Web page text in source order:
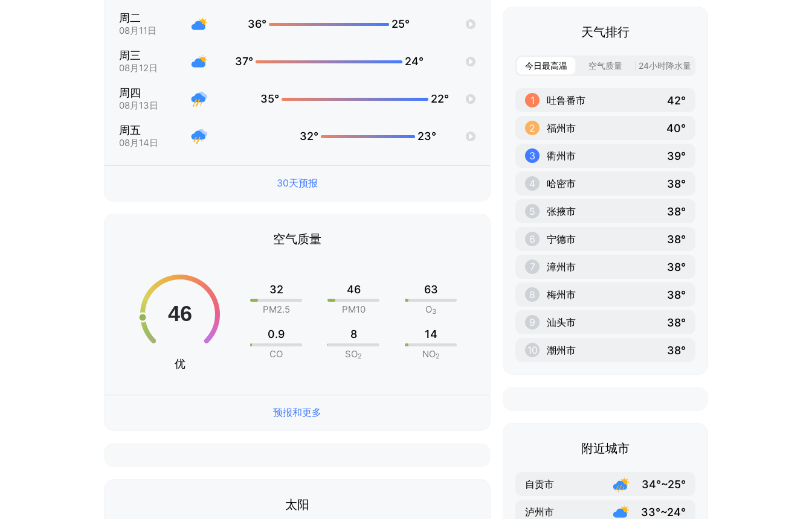
周二
08月11日
36° 25°
周三
08月12日
37° 24°
周四
08月13日
35° 22°
周五
08月14日
32° 23°
30天预报
空气质量
优
32
PM2.5
46
PM10
63
O3
0.9
CO
8
SO2
14
NO2
预报和更多
太阳
天气排行
今日最高温 空气质量 24小时降水量
1 吐鲁番市 42°
2 福州市 40°
3 衢州市 39°
4 哈密市 38°
5 张掖市 38°
6 宁德市 38°
7 漳州市 38°
8 梅州市 38°
9 汕头市 38°
10 潮州市 38°
附近城市
自贡市 34°~25°
泸州市 33°~24°